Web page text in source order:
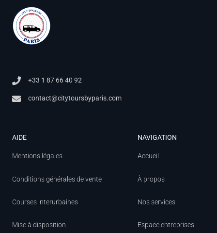
+33 1 87 66 40 92
contact@citytoursbyparis.com
AIDE
Mentions légales
Conditions générales de vente
Courses interurbaines
Mise à disposition
NAVIGATION
Accueil
À propos
Nos services
Espace entreprises